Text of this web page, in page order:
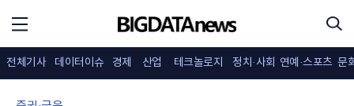
전체기사 데이터이슈 경제 산업 테크놀로지 정치·사회 연예·스포츠 문